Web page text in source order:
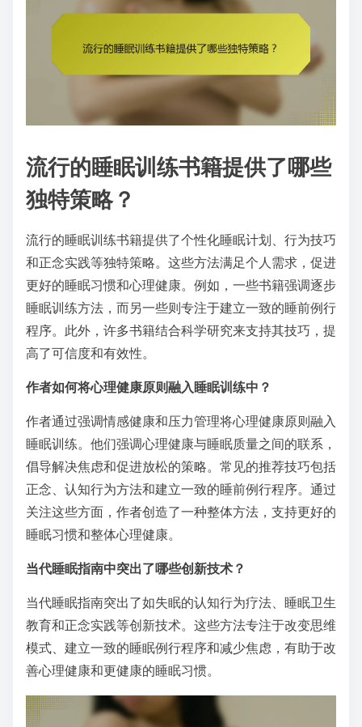
流行的睡眠训练书籍提供了哪些
独特策略？
流行的睡眠训练书籍提供了个性化睡眠计划、行为技巧
和正念实践等独特策略。这些方法满足个人需求，促进
更好的睡眠习惯和心理健康。例如，一些书籍强调逐步
睡眠训练方法，而另一些则专注于建立一致的睡前例行
程序。此外，许多书籍结合科学研究来支持其技巧，提
高了可信度和有效性。
作者如何将心理健康原则融入睡眠训练中？
作者通过强调情感健康和压力管理将心理健康原则融入
睡眠训练。他们强调心理健康与睡眠质量之间的联系，
倡导解决焦虑和促进放松的策略。常见的推荐技巧包括
正念、认知行为方法和建立一致的睡前例行程序。通过
关注这些方面，作者创造了一种整体方法，支持更好的
睡眠习惯和整体心理健康。
当代睡眠指南中突出了哪些创新技术？
当代睡眠指南突出了如失眠的认知行为疗法、睡眠卫生
教育和正念实践等创新技术。这些方法专注于改变思维
模式、建立一致的睡眠例行程序和减少焦虑，有助于改
善心理健康和更健康的睡眠习惯。